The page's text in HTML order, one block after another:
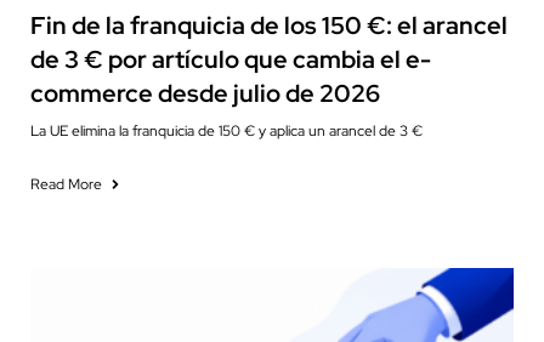
Fin de la franquicia de los 150 €: el arancel
de 3 € por artículo que cambia el e-
commerce desde julio de 2026
La UE elimina la franquicia de 150 € y aplica un arancel de 3 €
Read More